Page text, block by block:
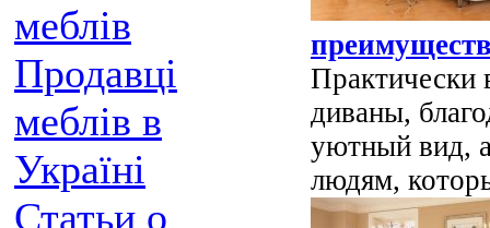
меблів
Продавці
меблів в
Україні
Статьи о
Практически
диваны,
уютный вид,
людям,